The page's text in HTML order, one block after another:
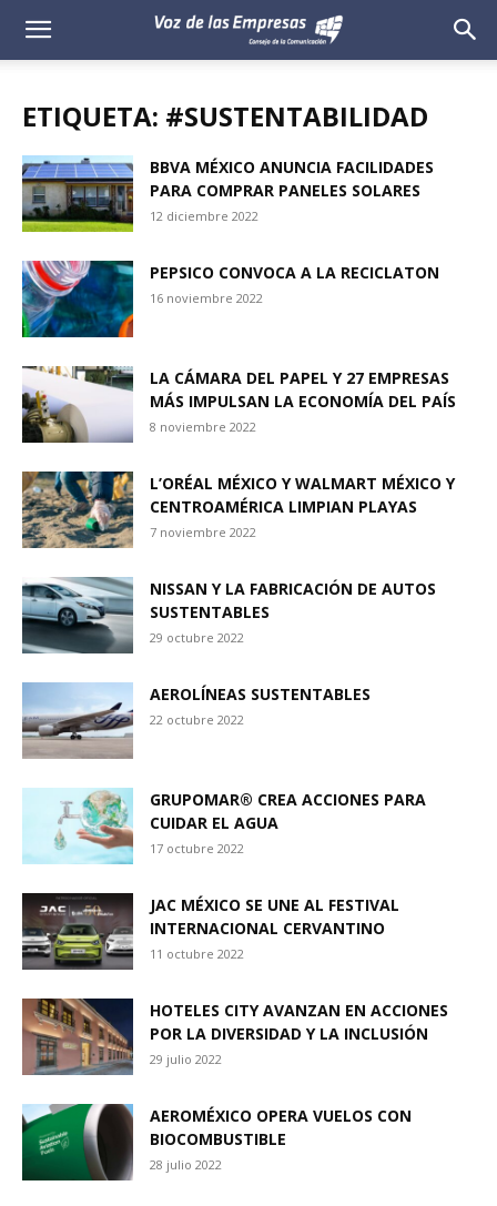
Voz
Empresas
ETIQUETA: #SUSTENTABILIDAD
BBVA MÉXICO ANUNCIA FACILIDADES
PARA COMPRAR PANELES SOLARES
12 diciembre 2022
PEPSICO CONVOCA A LA RECICLATON
16 noviembre 2022
LA CÁMARA DEL PAPEL Y 27 EMPRESAS
MÁS IMPULSAN LA ECONOMÍA DEL PAÍS
8 noviembre 2022
L’ORÉAL MÉXICO Y WALMART MÉXICO Y
CENTROAMÉRICA LIMPIAN PLAYAS
7 noviembre 2022
NISSAN Y LA FABRICACIÓN DE AUTOS
SUSTENTABLES
29 octubre 2022
AEROLÍNEAS SUSTENTABLES
22 octubre 2022
GRUPOMAR® CREA ACCIONES PARA
CUIDAR EL AGUA
17 octubre 2022
JAC MÉXICO SE UNE AL FESTIVAL
INTERNACIONAL CERVANTINO
11 octubre 2022
HOTELES CITY AVANZAN EN ACCIONES
POR LA DIVERSIDAD Y LA INCLUSIÓN
29 julio 2022
AEROMÉXICO OPERA VUELOS CON
BIOCOMBUSTIBLE
28 julio 2022